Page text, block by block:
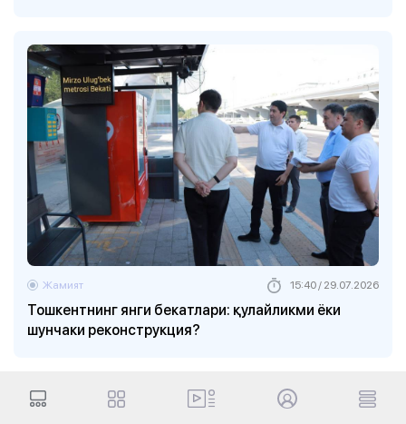
Тошкентнинг янги бекатлари: қулайликми ёки
шунчаки реконструкция?
Жамият 15:40 / 29.07.2026